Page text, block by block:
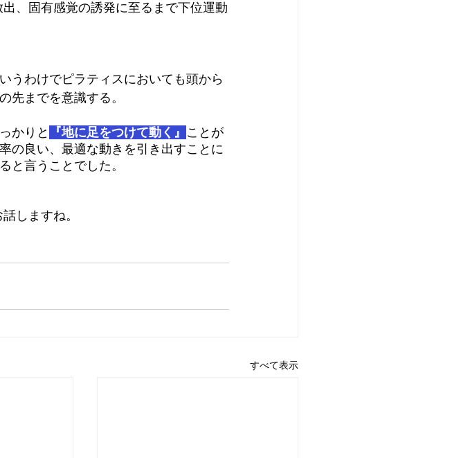
、固有感覚の誘発に至るまで下位運動
うわけでピラティスにおいても頭から
先までを意識する。
かりと 『地に足をつけて動く』 ことが
の良い、最適な動きを引き出すことに
と言うことでした。
しますね。
すべて表示